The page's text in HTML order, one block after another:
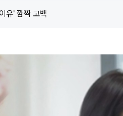
유' 깜짝 고백